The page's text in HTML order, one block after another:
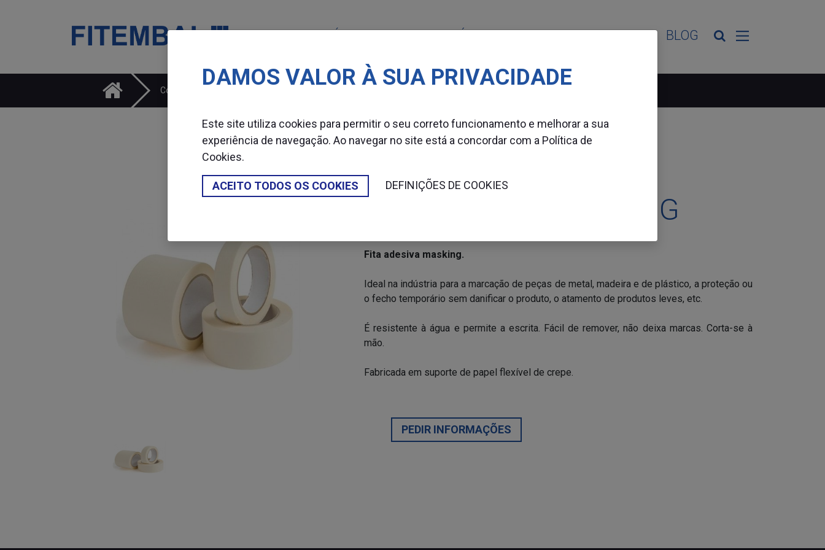
Saltar para o conteï¿½do principal da pï¿½gina
MÁQUINAS CONSUMÍVEIS SETORES DE ATIVIDADE BLOG
Consumíveis
FITA ADESIVA MASKING
Fita adesiva masking.
Ideal na indústria para a marcação de peças de metal, madeira e de plástico, a proteção ou
o fecho temporário sem danificar o produto, o atamento de produtos leves, etc.
É resistente à água e permite a escrita. Fácil de remover, não deixa marcas. Corta-se à
mão.
Fabricada em suporte de papel flexível de crepe.
PEDIR INFORMAÇÕES
DAMOS VALOR À SUA PRIVACIDADE
Este site utiliza cookies para permitir o seu correto funcionamento e melhorar a sua
experiência de navegação. Ao navegar no site está a concordar com a Política de
Cookies.
ACEITO TODOS OS COOKIES DEFINIÇÕES DE COOKIES